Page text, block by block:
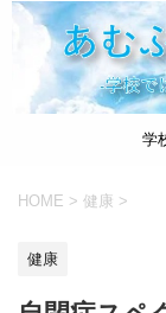
学
HOME > 健康 >
健康